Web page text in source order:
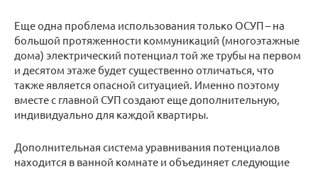
Еще одна проблема использования только ОСУП – на
большой протяженности коммуникаций (многоэтажные
дома) электрический потенциал той же трубы на первом
и десятом этаже будет существенно отличаться, что
также является опасной ситуацией. Именно поэтому
вместе с главной СУП создают еще дополнительную,
индивидуально для каждой квартиры.
Дополнительная система уравнивания потенциалов
находится в ванной комнате и объединяет следующие